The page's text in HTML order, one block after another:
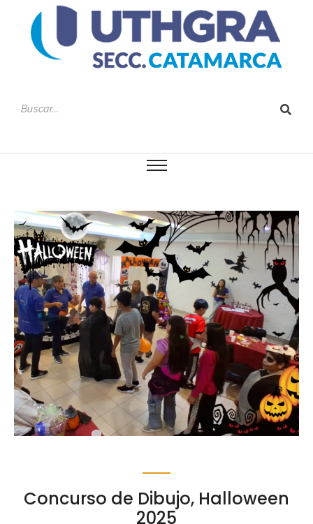
Concurso de Dibujo, Halloween
2025